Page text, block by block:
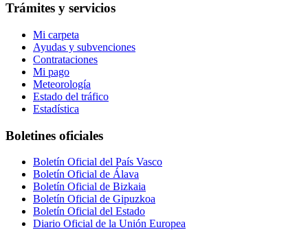
Trámites y servicios
Mi carpeta
Ayudas y subvenciones
Contrataciones
Mi pago
Meteorología
Estado del tráfico
Estadística
Boletines oficiales
Boletín Oficial del País Vasco
Boletín Oficial de Álava
Boletín Oficial de Bizkaia
Boletín Oficial de Gipuzkoa
Boletín Oficial del Estado
Diario Oficial de la Unión Europea